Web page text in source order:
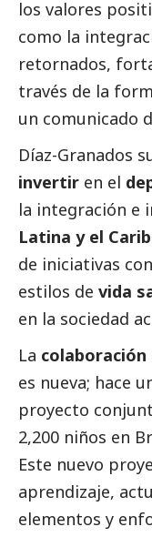
los valores
como la
retornados,
través de la
un comunicado
Díaz-Granados
invertir en el
la integración e
Latina y el
de iniciativas
estilos de vida
en la sociedad
La colaboración
es nueva; hace
proyecto
2,200 niños en
Este nuevo
aprendizaje,
elementos y